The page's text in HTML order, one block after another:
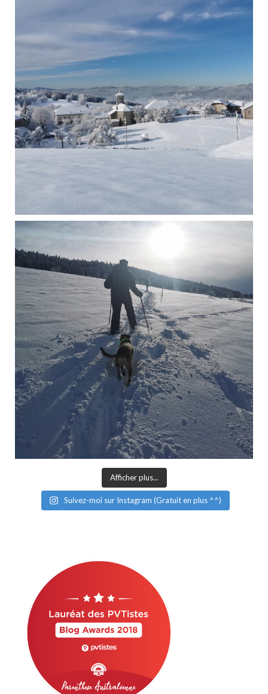
Afficher plus...
Suivez-moi sur Instagram (Gratuit en plus ^^)